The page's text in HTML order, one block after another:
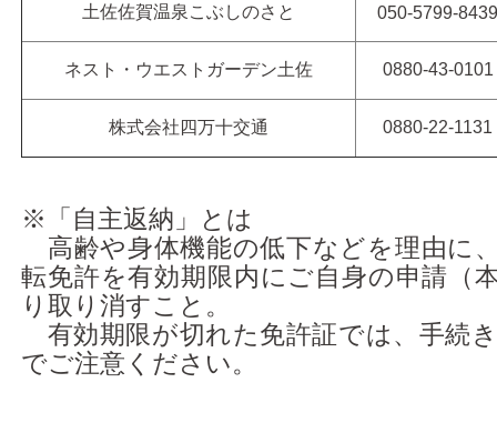
土佐佐賀温泉こぶしのさと 050-5799-
ネスト・ウエストガーデン土佐 0880-43-0101
株式会社四万十交通 0880-22-1131
※「自主返納」とは
高齢や身体機能の低下などを理由に
転免許を有効期限内にご自身の申請（
り取り消すこと。
有効期限が切れた免許証では、手続
でご注意ください。